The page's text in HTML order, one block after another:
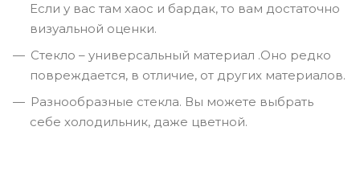
Если у вас там хаос и бардак, то вам достаточно
визуальной оценки.
Стекло – универсальный материал .Оно редко
повреждается, в отличие, от других материалов.
Разнообразные стекла. Вы можете выбрать
себе холодильник, даже цветной.